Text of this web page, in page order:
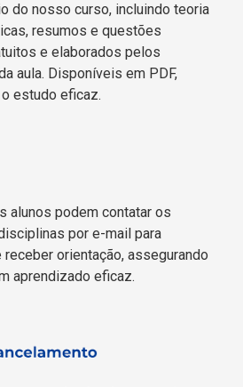
do nosso curso, incluindo teoria
resumos e questões
e elaborados pelos
aula. Disponíveis em PDF,
estudo eficaz.
alunos podem contatar os
por e-mail para
orientação, assegurando
aprendizado eficaz.